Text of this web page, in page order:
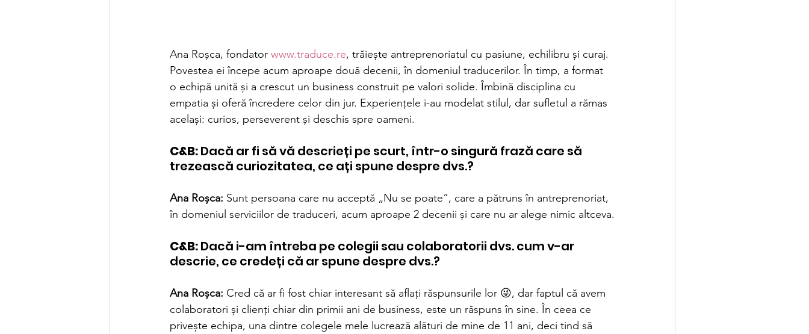
Ana Roșca, fondator www.traduce.re, trăiește antreprenoriatul cu pasiune, echilibru și curaj.
Povestea ei începe acum aproape două decenii, în domeniul traducerilor. În timp, a format
o echipă unită și a crescut un business construit pe valori solide. Îmbină disciplina cu
empatia și oferă încredere celor din jur. Experiențele i-au modelat stilul, dar sufletul a rămas
același: curios, perseverent și deschis spre oameni.
C&B: Dacă ar fi să vă descrieți pe scurt, într-o singură frază care să
trezească curiozitatea, ce ați spune despre dvs.?
Ana Roșca: Sunt persoana care nu acceptă „Nu se poate”, care a pătruns în antreprenoriat,
în domeniul serviciilor de traduceri, acum aproape 2 decenii și care nu ar alege nimic altceva.
C&B: Dacă i-am întreba pe colegii sau colaboratorii dvs. cum v-ar
descrie, ce credeți că ar spune despre dvs.?
Ana Roșca: Cred că ar fi fost chiar interesant să aflați răspunsurile lor 😜, dar faptul că avem
colaboratori și clienți chiar din primii ani de business, este un răspuns în sine. În ceea ce
privește echipa, una dintre colegele mele lucrează alături de mine de 11 ani, deci tind să